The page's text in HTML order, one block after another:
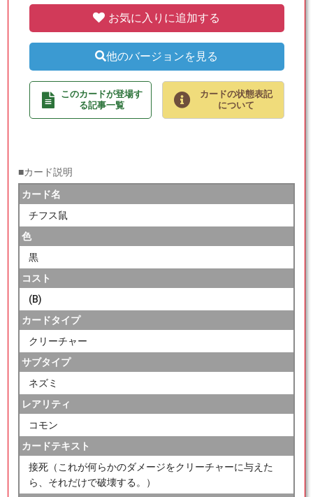
お気に入りに追加する
他のバージョンを見る
このカードが登場す
る記事一覧
カードの状態表記
について
■カード説明
カード名
チフス鼠
色
黒
コスト
(B)
カードタイプ
クリーチャー
サブタイプ
ネズミ
レアリティ
コモン
カードテキスト
接死（これが何らかのダメージをクリーチャーに与えた
ら、それだけで破壊する。）